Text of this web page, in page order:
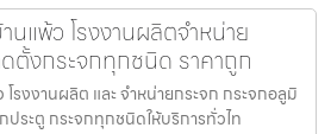
นแพ้ว โรงงานผลิตจำหน่าย
ตั้งกระจกทุกชนิด ราคาถูก
รงงานผลิต และ จำหน่ายกระจก กระจกอลูมิ
ประตู กระจกทุกชนิดให้บริการทั่วไท